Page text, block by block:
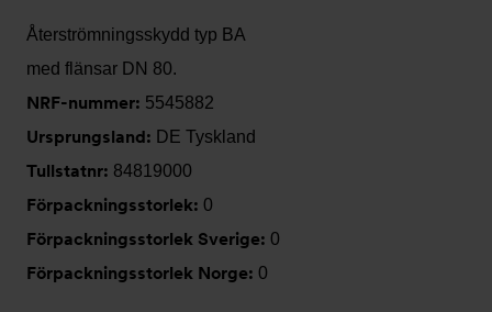
Återströmningsskydd typ BA
med flänsar DN 80.
NRF-nummer: 5545882
Ursprungsland: DE Tyskland
Tullstatnr: 84819000
Förpackningsstorlek: 0
Förpackningsstorlek Sverige: 0
Förpackningsstorlek Norge: 0